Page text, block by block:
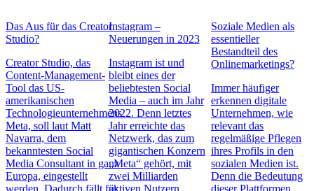
Das Aus für das Creator
Studio?
Creator Studio, das
Content-Management-
Tool das US-
amerikanischen
Technologieunternehmens
Meta, soll laut Matt
Navarra, dem
bekanntesten Social
Media Consultant in ganz
Europa, eingestellt
werden. Dadurch fällt für
Instagram –
Neuerungen in 2023
Instagram ist und
bleibt eines der
beliebtesten Social
Media – auch im Jahr
2022. Denn letztes
Jahr erreichte das
Netzwerk, das zum
gigantischen Konzern
„Meta“ gehört, mit
zwei Milliarden
aktiven Nutzern
Soziale Medien als
essentieller
Bestandteil des
Onlinemarketings?
Immer häufiger
erkennen digitale
Unternehmen, wie
relevant das
regelmäßige Pflegen
ihres Profils in den
sozialen Medien ist.
Denn die Bedeutung
dieser Plattformen